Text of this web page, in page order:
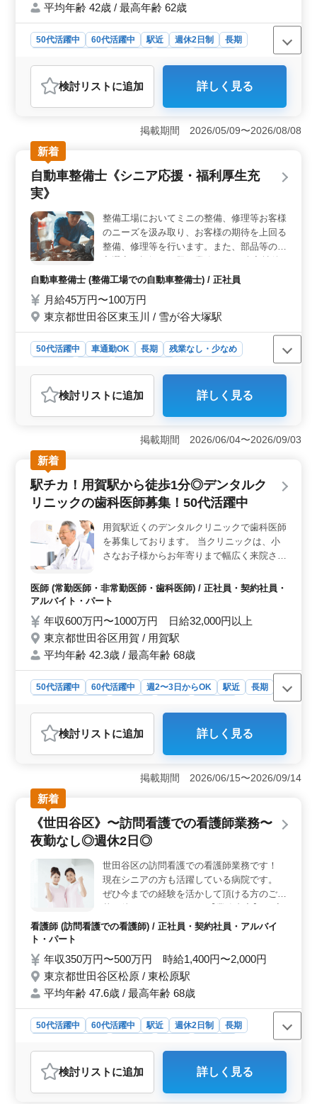
ア ・レクリエーションの補助 50歳以上のベ
テラン新規採用実績あり 週休2日、夜勤なし
で、ワークライフバランス重視の働き方もで
きます。 ぜひ今までの経験を生かしてくだ
さい。 ＊大型連休も取得しやすい環境 ＊50
代歓迎 ＊夜勤無し・残業少なめの求人です
平均年齢 42歳 / 最高年齢 62歳
50代活躍中 60代活躍中 駅近 週休2日制
長期
おすすめポイント
＜ワークライフバランス重視のデイサービスでの看護師
募集＞ 三軒茶屋でのデイサービスで、中高年層が活躍
中の看護師のお仕事です。週休2日制で夜勤もなく、残業
も少なめで働きやすい環境が整っています。 ＜豊か
な経験を活かす場＞ 福祉施設での看護経験5年以上をお
持ちの方を歓迎しています。バイタルチェック、医療処
置、介護職員への指導など様々な業務に携わり、入居者
歓迎＞ 50代以上のベテラン看護師も新規採用実績があ
ります。経験豊富な方々と共に、質の高い看護ケアを提
供できます。また、大型連休も取得しやすい環境で、ワ
ークライフバランスを大切にしながらお仕事をお楽しみ
いただけます。
検討リスト に追加 詳しく見る
掲載期間 2026/05/09〜2026/08/08
新着
自動車整備士《シニア応援・福利厚生充
実》
整備工場においてミニの整備、修理等お客様
のニーズを汲み取り、お客様の期待を上回る
整備、修理等を行います。また、部品等の仕
は研修で当社の業務内容を基本からしっかり
務を学びながら整備資格を取得することも可
能です。 取扱車種：BMWミニ ローバーミ
ニ・BMWミニの整備です。
自動車整備士 (整備工場での自動車整備士) / 正社員
月給45万円〜100万円
東京都世田谷区東玉川 / 雪が谷大塚駅
50代活躍中 車通勤OK 長期
残業なし・少なめ
おすすめポイント
＜経験を生かせる環境＞ 広い年齢層が活躍でき、BMW
ミニの整備経験がある方は特に歓迎されます。20歳から
挑戦も可能です。未経験者も積極的にサポートされ、や
る気次第でスキルを磨けます。 ＜教育制度の充実
＞ 研修プログラムが整備されており、基礎から学びな
がら資格取得もサポートされます。先輩社員の手厚い指
導のもと、業務をスムーズに習得し、整備のプロフェッ
ショナルへと成長できます。 ＜充実の福利厚生＞
昇給や賞与、交通費支給、制服提供など福利厚生が整っ
ています。週休二日制や長期休暇、慶弔休暇など働きや
すい環境が整備されており、健康やワークライフバラン
スを重視しています。
検討リスト に追加 詳しく見る
掲載期間 2026/06/04〜2026/09/03
新着
駅チカ！用賀駅から徒歩1分◎デンタルク
リニックの歯科医師募集！50代活躍中
用賀駅近くのデンタルクリニックで歯科医師
を募集しております。 当クリニックは、小
さなお子様からお年寄りまで幅広く来院され
治療 ・美容治療 ・ホワイトニング ・クリー
ニング ☆設備 ・マイクロスコープ使用 ☆特
制 ・社会保険完備 ☆歓迎 ・明るく笑顔で接
することができる方 ・思いやりを持って接
することができる方 20代〜60代のスタッフ
が在籍しております。 皆様からのご応募、
お待ちしております！
医師 (常勤医師・非常勤医師・歯科医師) / 正社員・契約社員・
アルバイト・パート
年収600万円〜1000万円 日給32,000円以上
東京都世田谷区用賀 / 用賀駅
平均年齢 42.3歳 / 最高年齢 68歳
50代活躍中 60代活躍中 週2〜3日からOK 駅近
長期
おすすめポイント
＜駅チカの快適な職場環境＞ 用賀駅から徒歩1分という
抜群の立地条件に位置するデンタルクリニックでは、中
高年の経験豊富な歯科医師が活躍しています。この理想
的な立地は、患者の利便性を高め、地域社会に貢献して
います。駅から近いため、通勤にかかる時間を最小限に
抑え、仕事とプライベートのバランスを取りやすくして
います。 ＜幅広い診療科目と最新の設備＞ クリニ
イトニングなど、患者の多様なニーズに応えるために幅
広い診療科目を提供しています。さらに、最新のマイク
ロスコープを使用し、精密で高品質な治療を行っていま
す。これにより、患者の満足度を高め、信頼を築いてい
ます。 ＜働きやすさを重視した環境＞ クリニック
では、週休2日制や残業の少ない長期勤務といった働きや
すい環境が整っています。また、社会保険が完備されて
いるため、安心して働くことができます。明るく笑顔で
接することができる方や、思いやりを持って接すること
ができる方の積極的なご応募をお待ちしています。
検討リスト に追加 詳しく見る
掲載期間 2026/06/15〜2026/09/14
新着
《世田谷区》〜訪問看護での看護師業務〜
夜勤なし◎週休2日◎
世田谷区の訪問看護での看護師業務です！
現在シニアの方も活躍している病院です。
ぜひ今までの経験を活かして頂ける方のご応
募お待ちしております。 【業務内容】 ・家
族の支援・相談 ・バイタルチェック ・カテ
知症と精神疾患のケア ・医療機器の管理・
指導 ・ターミナルケア ＊中高年活躍中 ＊社
会保険完備 ＊経験者優遇 ＊駅近 ＊週休2日
＊夜勤なし
看護師 (訪問看護での看護師) / 正社員・契約社員・アルバイ
ト・パート
年収350万円〜500万円 時給1,400円〜2,000円
東京都世田谷区松原 / 東松原駅
平均年齢 47.6歳 / 最高年齢 68歳
50代活躍中 60代活躍中 駅近 週休2日制
長期
おすすめポイント
＜経験を活かせる業務内容＞ 訪問看護での多岐にわた
検討リスト に追加 詳しく見る